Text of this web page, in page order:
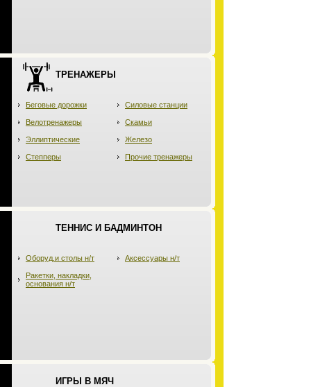
ТРЕНАЖЕРЫ
Беговые дорожки
Велотренажеры
Эллиптические
Степперы
Силовые станции
Скамьи
Железо
Прочие тренажеры
ТЕННИС И БАДМИНТОН
Оборуд.и столы н/т
Ракетки, накладки,
основания н/т
Аксессуары н/т
ИГРЫ В МЯЧ